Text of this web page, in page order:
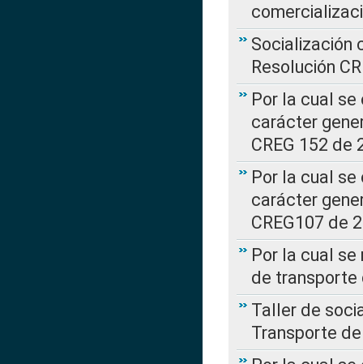
Socialización
Resolución
Por la cual
carácter
CREG 152 de
Por la cual
carácter
CREG107 de
Por la cual
de transporte
Taller de
Transporte